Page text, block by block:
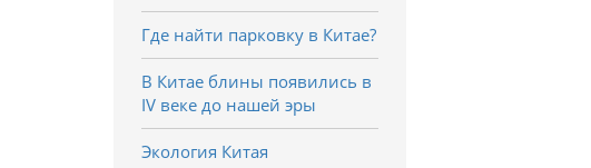
Где найти парковку в Китае?
В Китае блины появились в
IV веке до нашей эры
Экология Китая